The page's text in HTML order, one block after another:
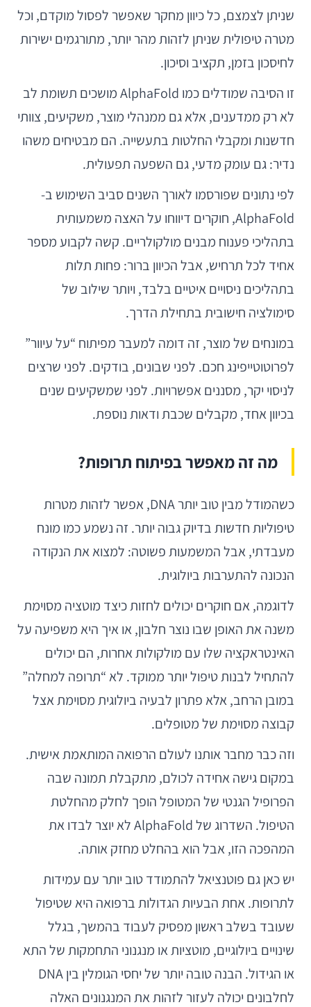
שניתן לצמצם, כל כיוון מחקר שאפשר לפסול מוקדם, וכל
מטרה טיפולית שניתן לזהות מהר יותר, מתורגמים ישירות
לחיסכון בזמן, תקציב וסיכון.
זו הסיבה שמודלים כמו AlphaFold מושכים תשומת לב
לא רק ממדענים, אלא גם ממנהלי מוצר, משקיעים, צוותי
חדשנות ומקבלי החלטות בתעשייה. הם מבטיחים משהו
נדיר: גם עומק מדעי, גם השפעה תפעולית.
לפי נתונים שפורסמו לאורך השנים סביב השימוש ב-
AlphaFold, חוקרים דיווחו על האצה משמעותית
בתהליכי פענוח מבנים מולקולריים. קשה לקבוע מספר
אחיד לכל תרחיש, אבל הכיוון ברור: פחות תלות
בתהליכים ניסויים איטיים בלבד, ויותר שילוב של
סימולציה חישובית בתחילת הדרך.
במונחים של מוצר, זה דומה למעבר מפיתוח “על עיוור”
לפרוטוטייפינג חכם. לפני שבונים, בודקים. לפני שרצים
לניסוי יקר, מסננים אפשרויות. לפני שמשקיעים שנים
בכיוון אחד, מקבלים שכבת ודאות נוספת.
מה זה מאפשר בפיתוח תרופות?
כשהמודל מבין טוב יותר DNA, אפשר לזהות מטרות
טיפוליות חדשות בדיוק גבוה יותר. זה נשמע כמו מונח
מעבדתי, אבל המשמעות פשוטה: למצוא את הנקודה
הנכונה להתערבות ביולוגית.
לדוגמה, אם חוקרים יכולים לחזות כיצד מוטציה מסוימת
משנה את האופן שבו נוצר חלבון, או איך היא משפיעה על
האינטראקציה שלו עם מולקולות אחרות, הם יכולים
להתחיל לבנות טיפול יותר ממוקד. לא “תרופה למחלה”
במובן הרחב, אלא פתרון לבעיה ביולוגית מסוימת אצל
קבוצה מסוימת של מטופלים.
וזה כבר מחבר אותנו לעולם הרפואה המותאמת אישית.
במקום גישה אחידה לכולם, מתקבלת תמונה שבה
הפרופיל הגנטי של המטופל הופך לחלק מהחלטת
הטיפול. השדרוג של AlphaFold לא יוצר לבדו את
המהפכה הזו, אבל הוא בהחלט מחזק אותה.
יש כאן גם פוטנציאל להתמודד טוב יותר עם עמידות
לתרופות. אחת הבעיות הגדולות ברפואה היא שטיפול
שעובד בשלב ראשון מפסיק לעבוד בהמשך, בגלל
שינויים ביולוגיים, מוטציות או מנגנוני התחמקות של התא
או הגידול. הבנה טובה יותר של יחסי הגומלין בין DNA
לחלבונים יכולה לעזור לזהות את המנגנונים האלה